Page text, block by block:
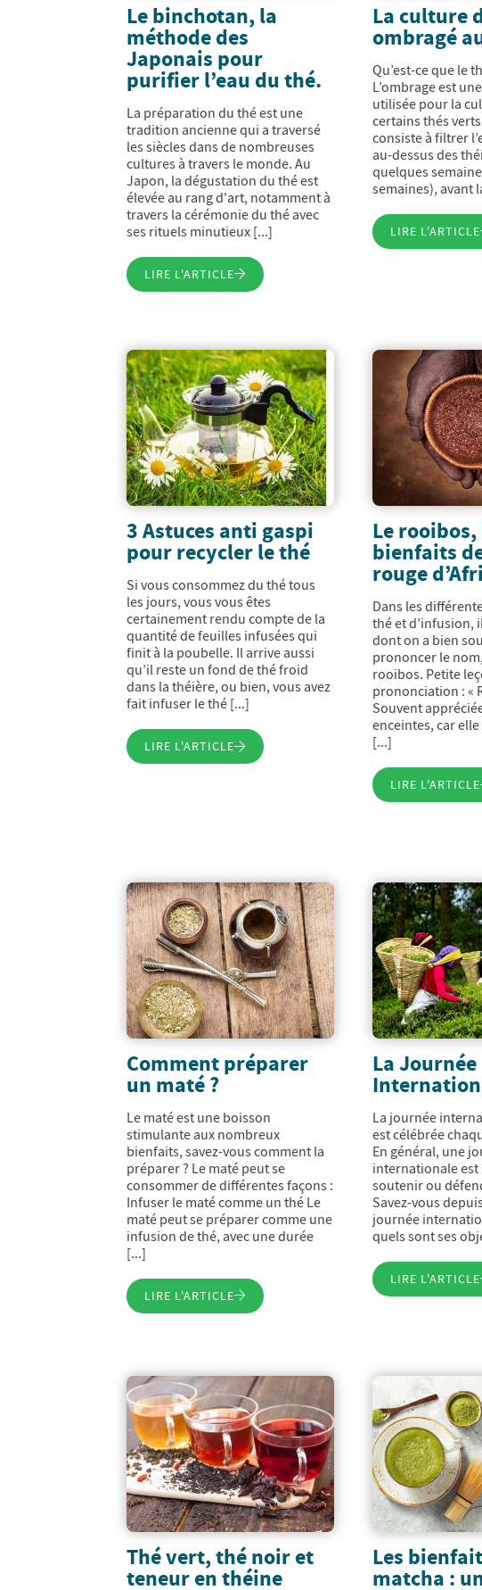
Le binchotan, la
méthode des
Japonais pour
purifier l’eau du thé.
La préparation du thé est une
tradition ancienne qui a traversé
les siècles dans de nombreuses
cultures à travers le monde. Au
Japon, la dégustation du thé est
élevée au rang d'art, notamment à
travers la cérémonie du thé avec
ses rituels minutieux [...]
LIRE L'ARTICLE
La culture
ombragé
Qu’est-ce que le
L’ombrage est
utilisée pour la
certains thés
consiste à filtrer
au-dessus des
quelques
semaines), avant
LIRE L'ARTICLE
3 Astuces anti gaspi
pour recycler le thé
Si vous consommez du thé tous
les jours, vous vous êtes
certainement rendu compte de la
quantité de feuilles infusées qui
finit à la poubelle. Il arrive aussi
qu’il reste un fond de thé froid
dans la théière, ou bien, vous avez
fait infuser le thé [...]
LIRE L'ARTICLE
Le rooibos,
bienfaits
rouge
Dans les
thé et d’infusion,
dont on a bien
prononcer le
rooibos. Petite
prononciation : «
Souvent
enceintes, car
[...]
LIRE L'ARTICLE
Comment préparer
un maté ?
Le maté est une boisson
stimulante aux nombreux
bienfaits, savez-vous comment la
préparer ? Le maté peut se
consommer de différentes façons :
Infuser le maté comme un thé Le
maté peut se préparer comme une
infusion de thé, avec une durée
[...]
LIRE L'ARTICLE
La Journée
La journée
est célébrée
En général, une
internationale
soutenir ou
Savez-vous
journée
quels sont ses
LIRE L'ARTICLE
Thé vert, thé noir et
teneur en théine
Les
matcha :